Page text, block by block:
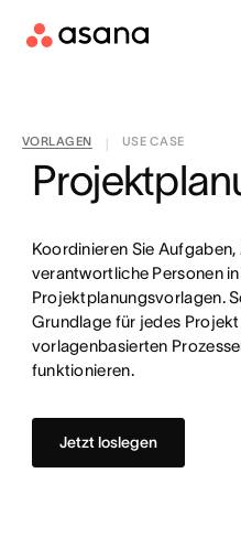
Vertrieb
VORLAGEN USE CASE
Koordinieren Sie Aufgaben,
verantwortliche Personen
Projektplanungsvorlagen.
Grundlage für jedes
vorlagenbasierten
funktionieren.
Jetzt loslegen